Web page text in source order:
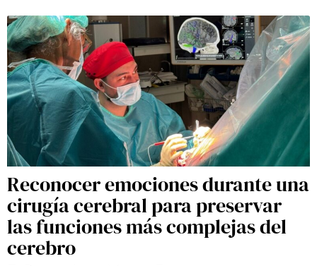
Reconocer emociones durante una
cirugía cerebral para preservar
las funciones más complejas del
cerebro